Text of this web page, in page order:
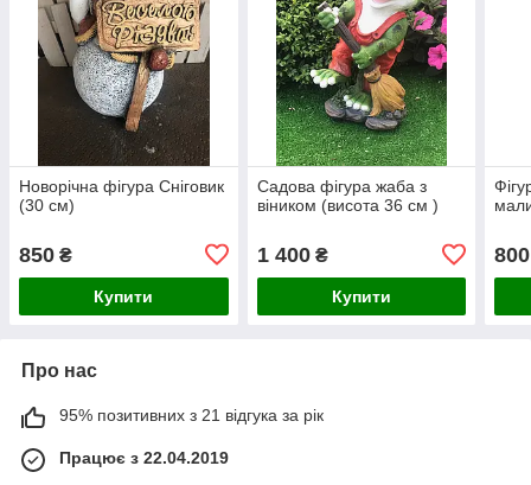
Новорічна фігура Сніговик
(30 см)
850 ₴
Купити
Садова фігура жаба з
віником (висота 36 см )
1 400₴
Купити
800
Про нас
95% позитивних з 21 відгука за рік
Працює з 22.04.2019